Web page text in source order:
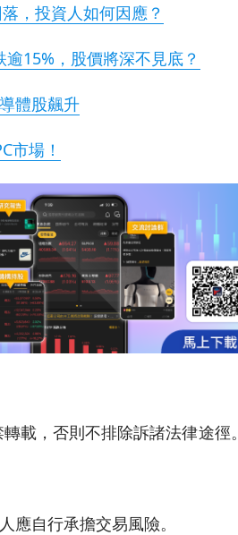
，投資人如何因應？
15%，股價將深不見底？
體股飆升
市場！
載，否則不排除訴諸法律途徑。
自行承擔交易風險。